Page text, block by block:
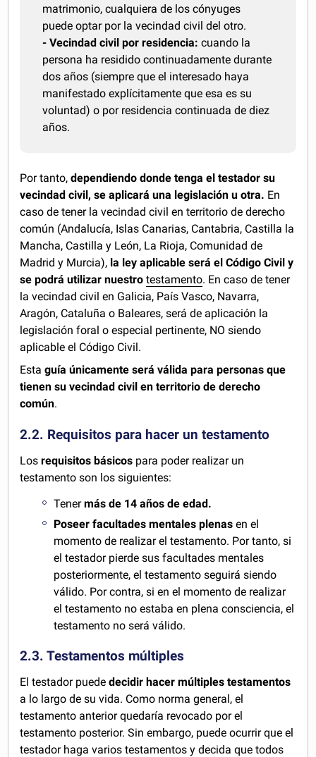
matrimonio, cualquiera de los cónyuges
puede optar por la vecindad civil del otro.
- Vecindad civil por residencia: cuando la
persona ha residido continuadamente durante
dos años (siempre que el interesado haya
manifestado explícitamente que esa es su
voluntad) o por residencia continuada de diez
años.
Por tanto,dependiendo donde tenga el testador su
vecindad civil, se aplicará una legislación u otra. En
caso de tener la vecindad civil en territorio de derecho
común (Andalucía, Islas Canarias, Cantabria, Castilla la
Mancha, Castilla y León, La Rioja, Comunidad de
Madrid y Murcia), la ley aplicable será el Código Civil y
se podrá utilizar nuestro testamento. En caso de tener
la vecindad civil en Galicia, País Vasco, Navarra,
Aragón, Cataluña o Baleares, será de aplicación la
legislación foral o especial pertinente, NO siendo
aplicable el Código Civil.
Estaguía únicamente será válida para personas que
tienen su vecindad civil en territorio de derecho
común.
2.2. Requisitos para hacer un testamento
Losrequisitos básicos para poder realizar un
testamento son los siguientes:
Tenermás de 14 años de edad.
Poseer facultades mentales plenas en el
momento de realizar el testamento. Por tanto, si
el testador pierde sus facultades mentales
posteriormente, el testamento seguirá siendo
válido. Por contra, si en el momento de realizar
el testamento no estaba en plena consciencia, el
testamento no será válido.
2.3. Testamentos múltiples
El testador puededecidir hacer múltiples testamentos
a lo largo de su vida. Como norma general, el
testamento anterior quedaría revocado por el
testamento posterior. Sin embargo, puede ocurrir que el
testador haga varios testamentos y decida que todos